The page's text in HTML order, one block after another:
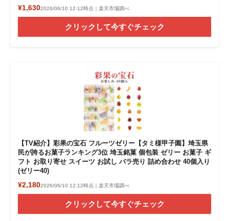
¥1,6302026/06/10 12:12時点｜楽天市場調べ
クリックして今すぐチェック
【TV紹介】彩果の宝石 フルーツゼリー【タミ様甲子園】埼玉県
民が誇るお菓子ランキング3位 埼玉銘菓 個包装 ゼリー お菓子 ギ
フト お取り寄せ スイーツ お試し バラ売り 詰め合わせ 40個入り
(ゼリー40)
¥2,1802026/06/10 12:12時点｜楽天市場調べ
クリックして今すぐチェック